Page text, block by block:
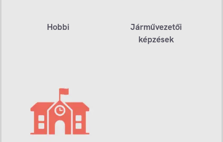
Hobbi
Járművezetői
képzések